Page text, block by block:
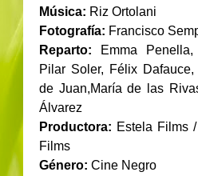
Música: Riz Ortolani
Fotografía: Francisco
Reparto: Emma
Pilar Soler, Félix
de Juan,María de las
Álvarez
Productora: Estela Films
Films
Género: Cine Negro